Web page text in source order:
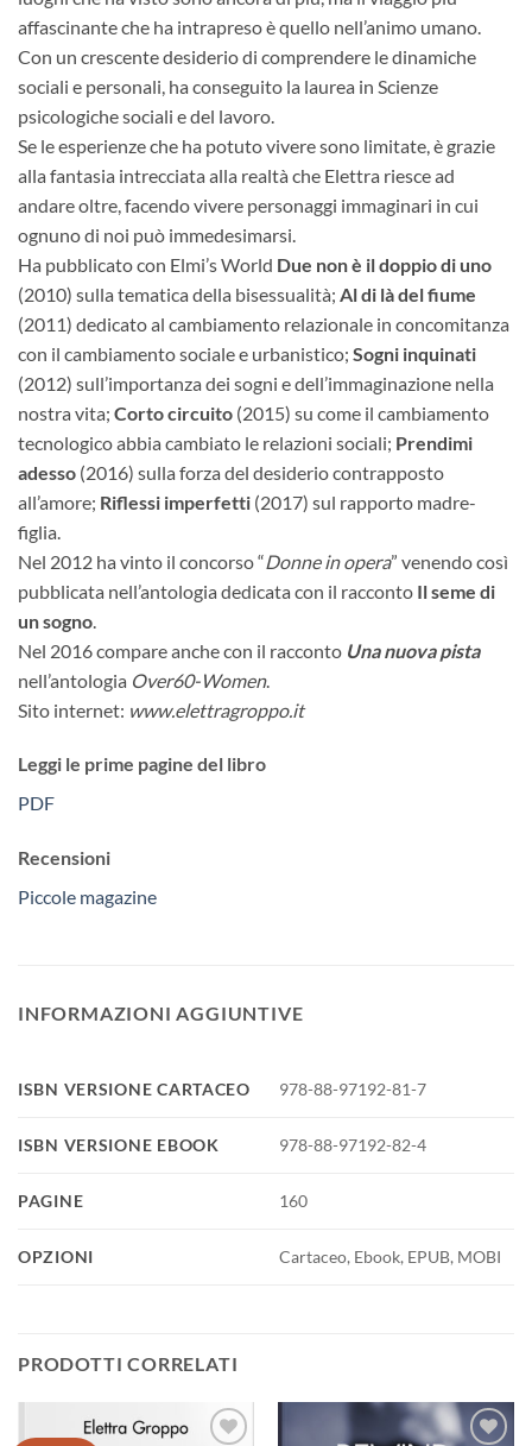
affascinante che ha intrapreso è quello nell’animo umano.
Con un crescente desiderio di comprendere le dinamiche
sociali e personali, ha conseguito la laurea in Scienze
psicologiche sociali e del lavoro.
Se le esperienze che ha potuto vivere sono limitate, è grazie
alla fantasia intrecciata alla realtà che Elettra riesce ad
andare oltre, facendo vivere personaggi immaginari in cui
ognuno di noi può immedesimarsi.
Ha pubblicato con Elmi’s World Due non è il doppio di uno
(2010) sulla tematica della bisessualità; Al di là del fiume
(2011) dedicato al cambiamento relazionale in concomitanza
con il cambiamento sociale e urbanistico; Sogni inquinati
(2012) sull’importanza dei sogni e dell’immaginazione nella
nostra vita; Corto circuito (2015) su come il cambiamento
tecnologico abbia cambiato le relazioni sociali; Prendimi
adesso (2016) sulla forza del desiderio contrapposto
all’amore; Riflessi imperfetti (2017) sul rapporto madre-
figlia.
Nel 2012 ha vinto il concorso “Donne in opera” venendo così
pubblicata nell’antologia dedicata con il racconto Il seme di
un sogno
Nel 2016 compare anche con il racconto Una nuova pista
nell’antologia Over60-Women.
Sito internet: www.elettragroppo.it
Leggi le prime pagine del libro
PDF
Recensioni
Piccole magazine
INFORMAZIONI AGGIUNTIVE
ISBN VERSIONE CARTACEO 978-88-97192-81-7
ISBN VERSIONE EBOOK 978-88-97192-82-4
PAGINE 160
OPZIONI Cartaceo, Ebook, EPUB, MOBI
PRODOTTI CORRELATI